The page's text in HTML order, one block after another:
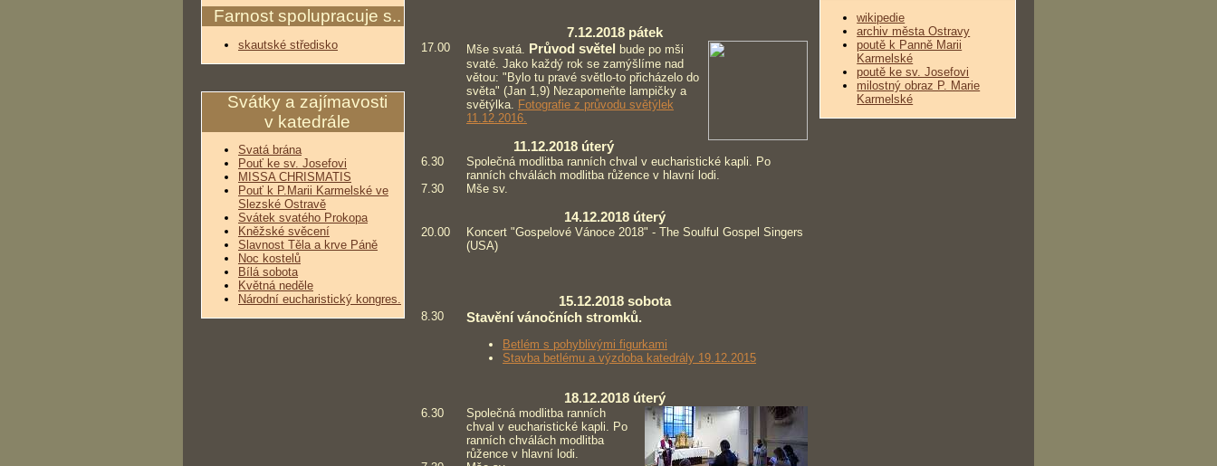
7.12.2018 pátek
17.00 Mše svatá. Průvod světel bude po mši
svaté. Jako každý rok se zamýšlíme nad
větou: "Bylo tu pravé světlo-to přicházelo do
světa" (Jan 1,9) Nezapomeňte lampičky a
světýlka. Fotografie z průvodu světýlek
11.12.2016.
11.12.2018 úterý
6.30
Společná modlitba ranních chval v eucharistické kapli. Po
ranních chválách modlitba růžence v hlavní lodi.
7.30
Mše sv.
14.12.2018 úterý
20.00
Koncert "Gospelové Vánoce 2018" - The Soulful Gospel Singers
(USA)
15.12.2018 sobota
8.30 Stavění vánočních stromků.
Betlém s pohyblivými figurkami
Stavba betlému a výzdoba katedrály 19.12.2015
18.12.2018 úterý
6.30
Společná modlitba ranních
chval v eucharistické kapli. Po
ranních chválách modlitba
růžence v hlavní lodi.
wikipedie
archiv města Ostravy
poutě k Panně Marii
Karmelské
poutě ke sv. Josefovi
milostný obraz P. Marie
Karmelské
Farnost spolupracuje s..
skautské středisko
Svátky a zajímavosti
v katedrále
Svatá brána
Pouť ke sv. Josefovi
MISSA CHRISMATIS
Pouť k P.Marii Karmelské ve
Slezské Ostravě
Svátek svatého Prokopa
Kněžské svěcení
Slavnost Těla a krve Páně
Noc kostelů
Bílá sobota
Květná neděle
Národní eucharistický kongres.